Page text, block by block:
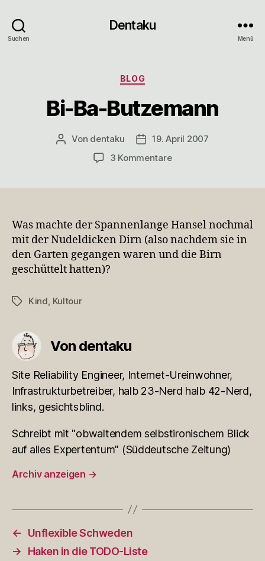
Suchen
Dentaku
Menü
Kategorien
BLOG
Bi-Ba-Butzemann
Beitragsautor
Von dentaku Veröffentlichungsdatum
19. April 2007
3 Kommentarezu
Was machte der Spannenlange Hansel nochmal
mit der Nudeldicken Dirn (also nachdem sie in
den Garten gegangen waren und die Birn
geschüttelt hatten)?
Schlagwörter
Kind Kultour
Von dentaku
Site Reliability Engineer, Internet-Ureinwohner,
Infrastrukturbetreiber, halb 23-Nerd halb 42-Nerd,
links, gesichtsblind.
Schreibt mit "obwaltendem selbstironischem Blick
auf alles Expertentum" (Süddeutsche Zeitung)
Archiv anzeigen →
←
Unflexible Schweden
→
Haken in die TODO-Liste